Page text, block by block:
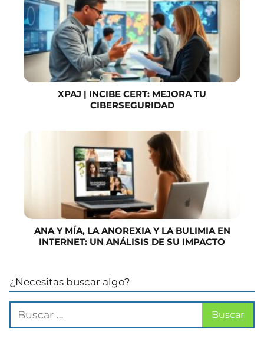
XPAJ | INCIBE CERT: MEJORA TU
CIBERSEGURIDAD
ANA Y MÍA, LA ANOREXIA Y LA BULIMIA EN
INTERNET: UN ANÁLISIS DE SU IMPACTO
¿Necesitas buscar algo?